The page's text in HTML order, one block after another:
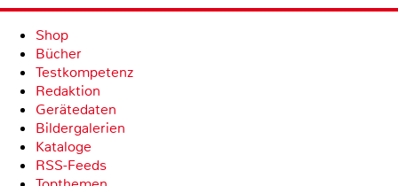
Shop
Bücher
Testkompetenz
Redaktion
Gerätedaten
Bildergalerien
Kataloge
RSS-Feeds